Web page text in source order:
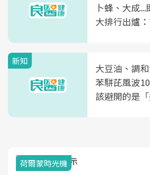
卜蜂、大成
大排行出爐
新知
大豆油、調
苯駢芘風波
該避開的是
荷爾蒙時光機